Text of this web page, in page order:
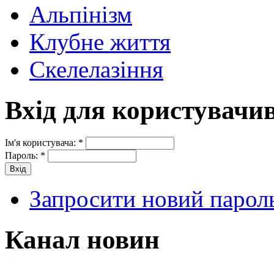
Альпінізм
Клубне життя
Скелелазіння
Вхід для
Ім'я користувача: *
Пароль: *
Запросити новий
Канал новин